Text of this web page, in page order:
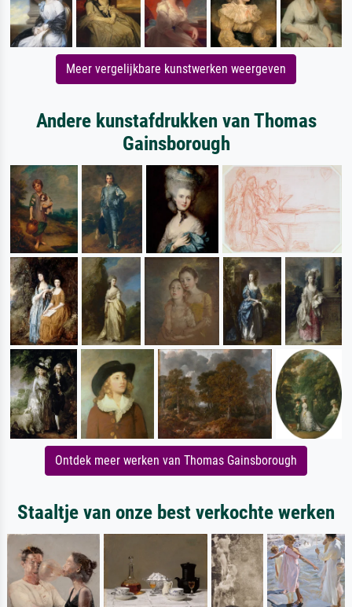
Meer vergelijkbare kunstwerken weergeven
Andere kunstafdrukken van Thomas
Gainsborough
Ontdek meer werken van Thomas Gainsborough
Staaltje van onze best verkochte werken